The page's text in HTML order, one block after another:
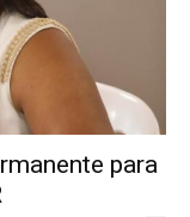
para